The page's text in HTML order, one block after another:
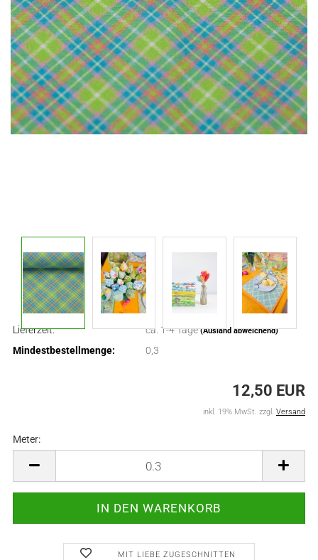
Lieferzeit: ca. 1-4 Tage(Ausland abweichend)
Mindestbestellmenge: 0,3
12,50 EUR
inkl. 19% MwSt. zzgl. Versand
Meter:
MIT LIEBE ZUGESCHNITTEN